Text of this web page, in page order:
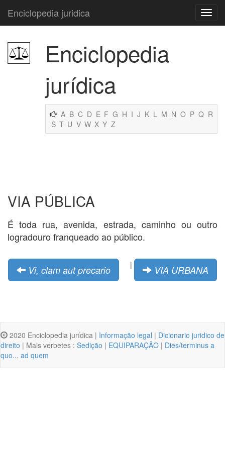
Enciclopedia juridica
Enciclopedia
jurídica
A B C D E F G H I J K L M N O P Q R
S T U V W X Y Z
VIA PÚBLICA
É toda rua, avenida, estrada, caminho ou outro
logradouro franqueado ao público.
Vi, clam aut precario | VIA URBANA
2020 Enciclopedia jurídica | Informação legal | Dicionario juridico de
direito | Mais verbetes : Sedição | EQUIPARAÇÃO | Dies/terminus a
quo... ad quem